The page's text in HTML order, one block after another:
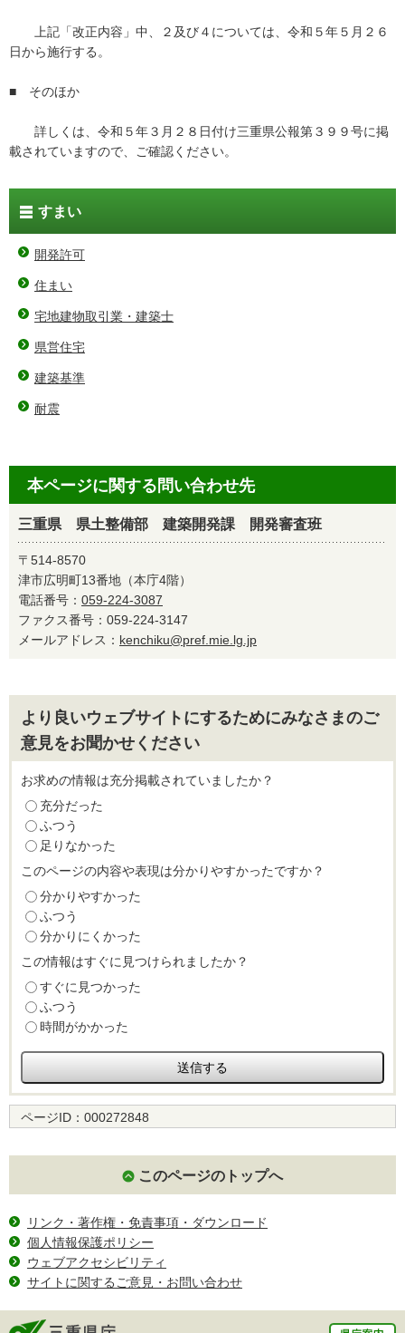
上記「改正内容」中、２及び４については、令和５年５月２６
日から施行する。
■ そのほか
詳しくは、令和５年３月２８日付け三重県公報第３９９号に掲
載されていますので、ご確認ください。
すまい
開発許可
住まい
宅地建物取引業・建築士
県営住宅
建築基準
耐震
本ページに関する問い合わせ先
三重県 県土整備部 建築開発課 開発審査班
〒514-8570
津市広明町13番地（本庁4階）
電話番号： 059-224-3087
ファクス番号：059-224-3147
メールアドレス： kenchiku@pref.mie.lg.jp
より良いウェブサイトにするためにみなさまのご
意見をお聞かせください
お求めの情報は充分掲載されていましたか？
充分だった
ふつう
足りなかった
このページの内容や表現は分かりやすかったですか？
分かりやすかった
ふつう
分かりにくかった
この情報はすぐに見つけられましたか？
すぐに見つかった
ふつう
時間がかかった
ページID： 000272848
このページのトップへ
リンク・著作権・免責事項・ダウンロード
個人情報保護ポリシー
ウェブアクセシビリティ
サイトに関するご意見・お問い合わせ